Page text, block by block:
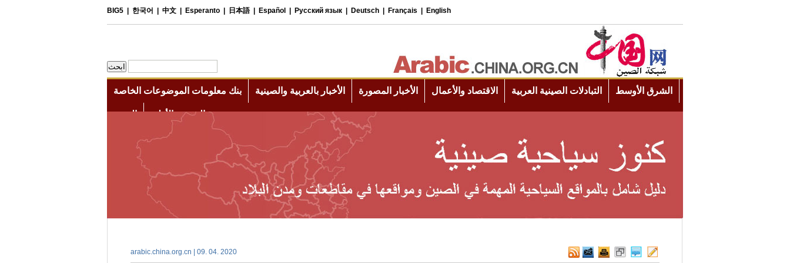
arabic.china.org.cn | 09. 04. 2020